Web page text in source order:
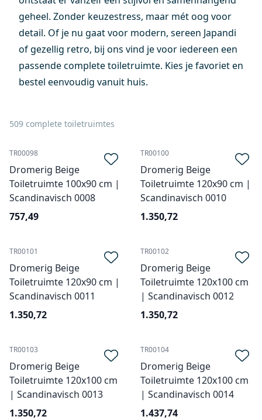
geheel. Zonder keuzestress, maar mét oog voor
detail. Of je nu gaat voor modern, sereen Japandi
of gezellig retro, bij ons vind je voor iedereen een
passende complete toiletruimte. Kies je favoriet en
bestel eenvoudig vanuit huis.
509 complete toiletruimtes
TR00098
Dromerig Beige
Toiletruimte 100x90 cm |
Scandinavisch 0008
757,49
TR00100
Dromerig Beige
Toiletruimte 120x90 cm |
Scandinavisch 0010
1.350,72
TR00101
Dromerig Beige
Toiletruimte 120x90 cm |
Scandinavisch 0011
1.350,72
TR00102
Dromerig Beige
Toiletruimte 120x100 cm
| Scandinavisch 0012
1.350,72
TR00103
Dromerig Beige
Toiletruimte 120x100 cm
| Scandinavisch 0013
1.350,72
TR00104
Dromerig Beige
Toiletruimte 120x100 cm
| Scandinavisch 0014
1.437,74